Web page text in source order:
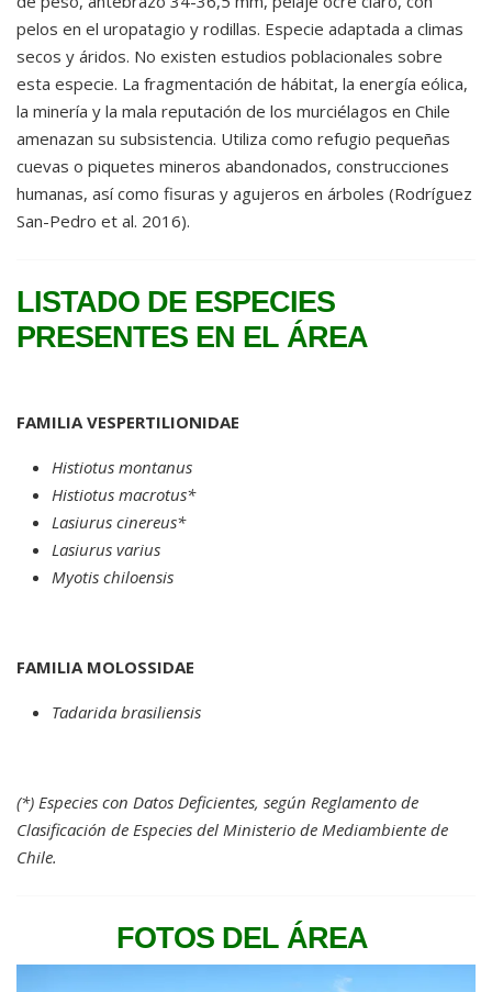
pelos en el uropatagio y rodillas. Especie adaptada a climas
secos y áridos. No existen estudios poblacionales sobre
esta especie. La fragmentación de hábitat, la energía eólica,
la minería y la mala reputación de los murciélagos en Chile
amenazan su subsistencia. Utiliza como refugio pequeñas
cuevas o piquetes mineros abandonados, construcciones
humanas, así como fisuras y agujeros en árboles (Rodríguez
San-Pedro et al. 2016).
LISTADO DE ESPECIES
PRESENTES EN EL ÁREA
FAMILIA VESPERTILIONIDAE
Histiotus montanus
Histiotus macrotus*
Lasiurus cinereus*
Lasiurus varius
Myotis chiloensis
FAMILIA MOLOSSIDAE
Tadarida brasiliensis
(*) Especies con Datos Deficientes, según Reglamento de
Clasificación de Especies del Ministerio de Mediambiente de
Chile.
FOTOS DEL ÁREA